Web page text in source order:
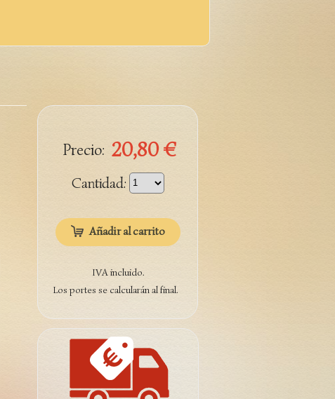
Precio: 20,80 €
Cantidad:
Añadir al carrito
IVA incluido.
Los portes se calcularán al final.